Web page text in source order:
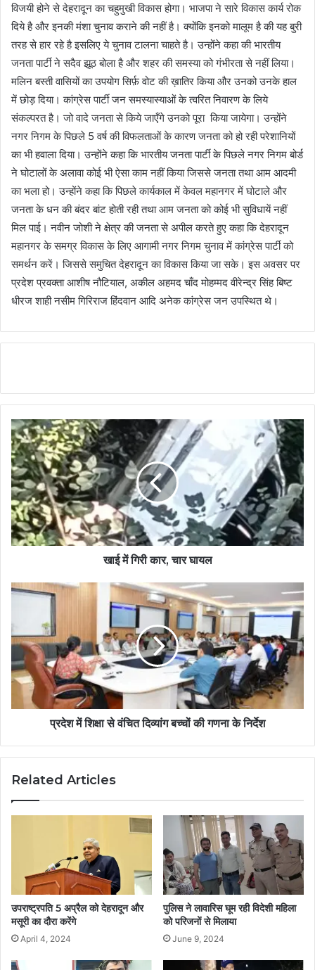
विजयी होने से देहरादून का चहुमुखी विकास होगा। भाजपा ने सारे विकास कार्य रोक
दिये है और इनकी मंशा चुनाव कराने की नहीं है। क्योंकि इनको मालूम है की यह बुरी
तरह से हार रहे है इसलिए ये चुनाव टालना चाहते है। उन्होंने कहा की भारतीय
जनता पार्टी ने सदैव झूठ बोला है और शहर की समस्या को गंभीरता से नहीं लिया।
मलिन बस्ती वासियों का उपयोग सिर्फ़ वोट की ख़ातिर किया और उनको उनके हाल
में छोड़ दिया। कांग्रेस पार्टी जन समस्यास्याओं के त्वरित निवारण के लिये
संकल्परत है। जो वादे जनता से किये जाएँगे उनको पूरा किया जायेगा। उन्होंने
नगर निगम के पिछले 5 वर्ष की विफलताओं के कारण जनता को हो रही परेशानियों
का भी हवाला दिया। उन्होंने कहा कि भारतीय जनता पार्टी के पिछले नगर निगम बोर्ड
ने घोटालों के अलावा कोई भी ऐसा काम नहीं किया जिससे जनता तथा आम आदमी
का भला हो। उन्होंने कहा कि पिछले कार्यकाल में केवल महानगर में घोटाले और
जनता के धन की बंदर बांट होती रही तथा आम जनता को कोई भी सुविधायें नहीं
मिल पाई। नवीन जोशी ने क्षेत्र की जनता से अपील करते हुए कहा कि देहरादून
महानगर के समग्र विकास के लिए आगामी नगर निगम चुनाव में कांग्रेस पार्टी को
समर्थन करें। जिससे समुचित देहरादून का विकास किया जा सके। इस अवसर पर
प्रदेश प्रवक्ता आशीष नौटियाल, अकील अहमद चाँद मोहम्मद वीरेन्द्र सिंह बिष्ट
धीरज शाही नसीम गिरिराज हिंदवान आदि अनेक कांग्रेस जन उपस्थित थे।
खाई में गिरी कार, चार घायल
प्रदेश में शिक्षा से वंचित दिव्यांग बच्चों की गणना के निर्देश
Related Articles
उपराष्ट्रपति 5 अप्रैल को देहरादून और
मसूरी का दौरा करेंगे
April 4, 2024
पुलिस ने लावारिस घूम रही विदेशी महिला
को परिजनों से मिलाया
June 9, 2024